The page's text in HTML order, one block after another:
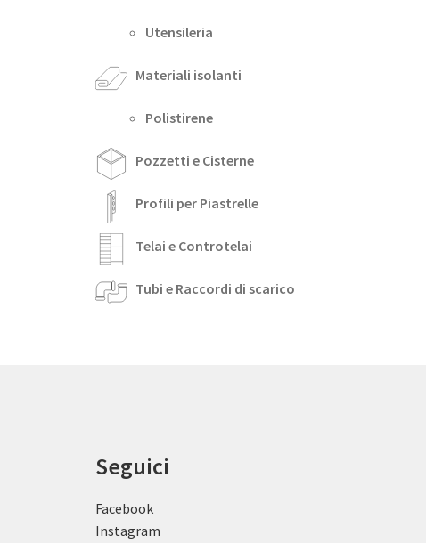
Utensileria
Materiali isolanti
Polistirene
Pozzetti e Cisterne
Profili per Piastrelle
Telai e Controtelai
Tubi e Raccordi di scarico
Seguici
Facebook
Instagram